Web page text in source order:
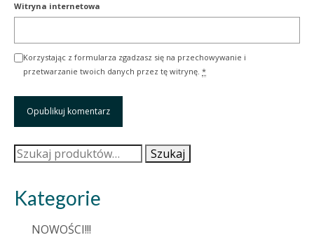
Witryna internetowa
Korzystając z formularza zgadzasz się na przechowywanie i
przetwarzanie twoich danych przez tę witrynę. *
Szukaj: Szukaj
Kategorie
NOWOŚCI!!!